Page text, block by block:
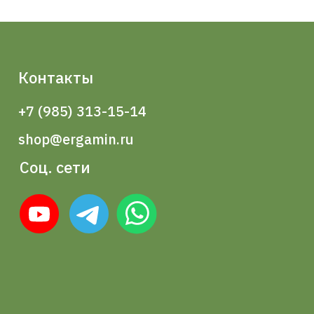
Контакты
+7 (985) 313-15-14
shop@ergamin.ru
Соц. сети